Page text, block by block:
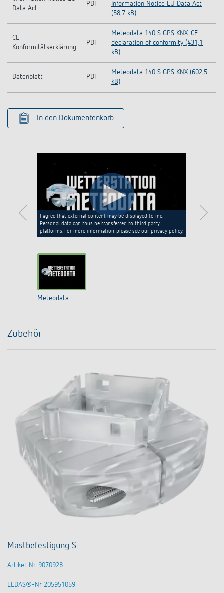
Data Act
PDF
Information Notice EU Data Act
(58,7 kB)
CE
Konformitätserklärung
PDF
Meteodata 140 S GPS KNX-CE
declaration of conformity (431,1
kB)
Datenblatt PDF
Meteodata 140 S GPS KNX (602,5
kB)
In den Dokumentenkorb
I agree that external content may be displayed to me.
Personal data can thus be transferred to third party
platforms. For more information, please see our privacy policy.
Meteodata
Zubehör
Mastbefestigung S
Artikel-Nr. 9070928
ELDAS®-Nr 205951059